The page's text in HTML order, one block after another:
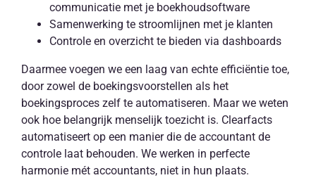
communicatie met je boekhoudsoftware
Samenwerking te stroomlijnen met je klanten
Controle en overzicht te bieden via dashboards
Daarmee voegen we een laag van echte efficiëntie toe,
door zowel de boekingsvoorstellen als het
boekingsproces zelf te automatiseren. Maar we weten
ook hoe belangrijk menselijk toezicht is. Clearfacts
automatiseert op een manier die de accountant de
controle laat behouden. We werken in perfecte
harmonie mét accountants, niet in hun plaats.